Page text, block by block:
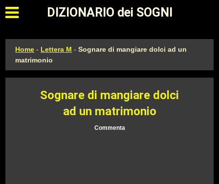
Apri il menu principale
DIZIONARIO dei SOGNI
Home - Lettera M -Sognare di mangiare dolci ad un
matrimonio
Sognare di mangiare dolci
ad un matrimonio
Commenta